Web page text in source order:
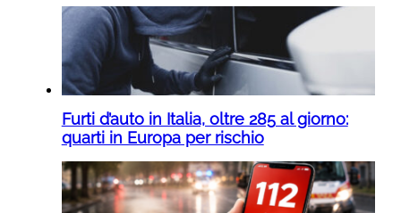
Furti d’auto in Italia, oltre 285 al giorno:
quarti in Europa per rischio